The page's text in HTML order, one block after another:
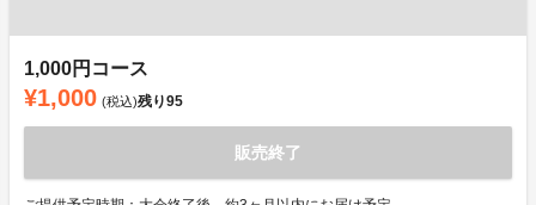
1,000円コース
¥1,000 (税込)残り95
販売終了